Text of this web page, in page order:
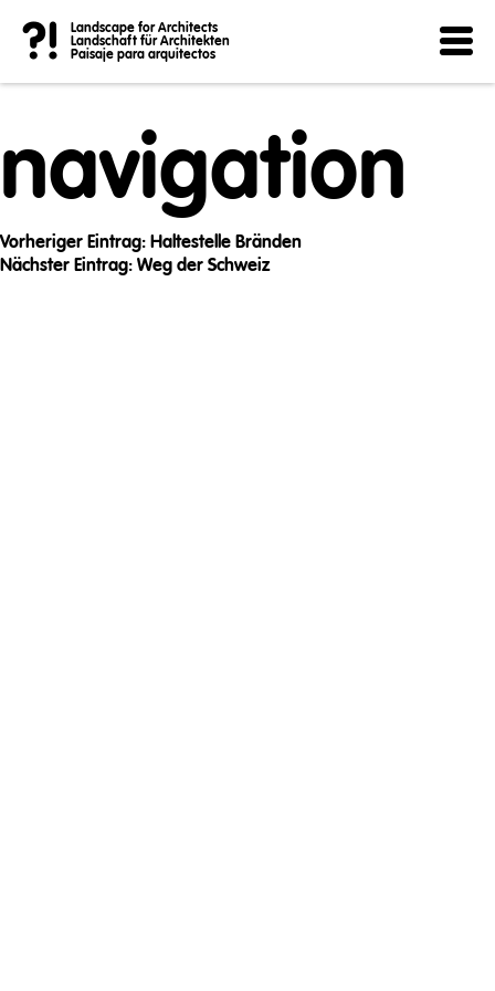
?!
Landscape for Architects
Landschaft für Architekten
Paisaje para arquitectos
Post
navigation
Vorheriger Eintrag: Haltestelle Bränden
Nächster Eintrag: Weg der Schweiz